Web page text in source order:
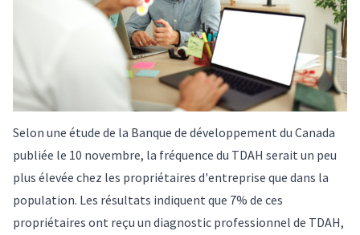
Selon une étude de la Banque de développement du Canada
publiée le 10 novembre, la fréquence du TDAH serait un peu
plus élevée chez les propriétaires d'entreprise que dans la
population. Les résultats indiquent que 7% de ces
propriétaires ont reçu un diagnostic professionnel de TDAH,